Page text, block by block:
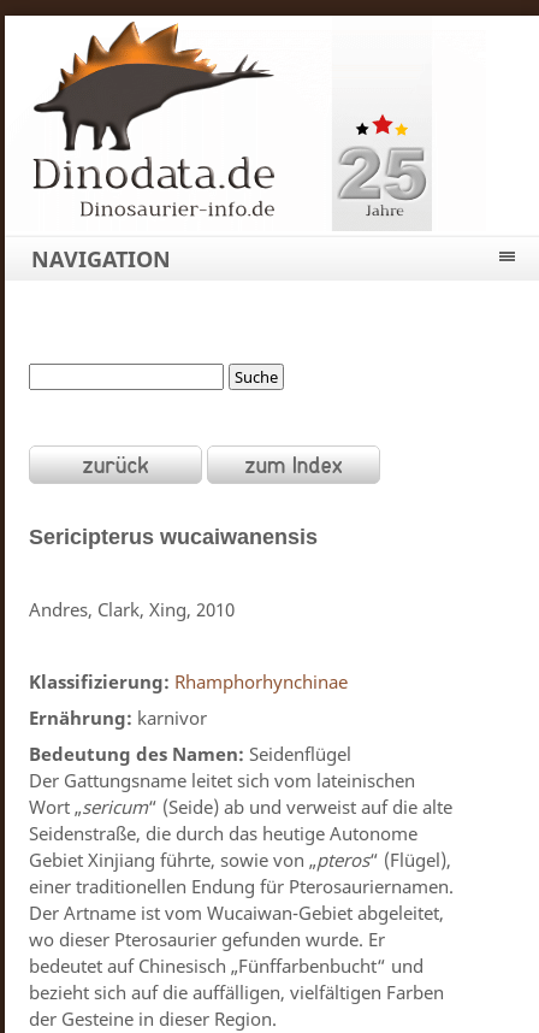
NAVIGATION
Sericipterus wucaiwanensis
Andres, Clark, Xing, 2010
Klassifizierung: Rhamphorhynchinae
Ernährung: karnivor
Bedeutung des Namen: Seidenflügel
Der Gattungsname leitet sich vom lateinischen
Wort „sericum“ (Seide) ab und verweist auf die alte
Seidenstraße, die durch das heutige Autonome
Gebiet Xinjiang führte, sowie von „pteros“ (Flügel),
einer traditionellen Endung für Pterosauriernamen.
Der Artname ist vom Wucaiwan-Gebiet abgeleitet,
wo dieser Pterosaurier gefunden wurde. Er
bedeutet auf Chinesisch „Fünffarbenbucht“ und
bezieht sich auf die auffälligen, vielfältigen Farben
der Gesteine ​​in dieser Region.